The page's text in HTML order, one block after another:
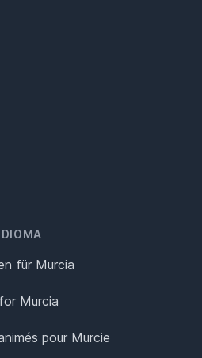
für Murcia
Murcia
pour Murcie